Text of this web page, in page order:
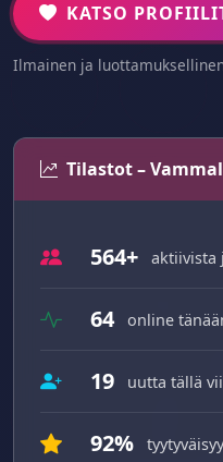
KATSO
Ilmainen ja
Tilastot –
564+ aktiivista
64 online
19 uutta tällä
92%